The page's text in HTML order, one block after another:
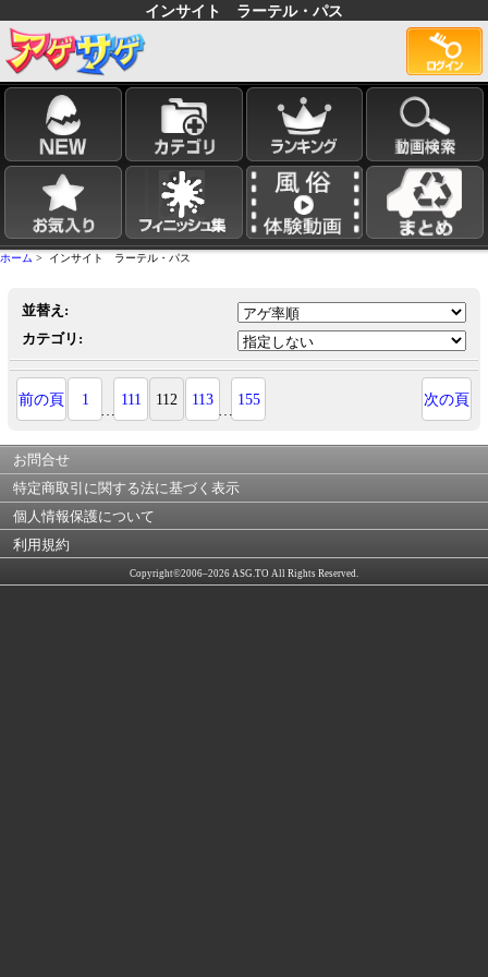
インサイト ラーテル・パス
ホーム > インサイト ラーテル・パス
並替え:
カテゴリ:
前の頁 1
…
111 112 113
…
155 次の頁
お問合せ
特定商取引に関する法に基づく表示
個人情報保護について
利用規約
Copyright©2006–2026 ASG.TO All Rights Reserved.